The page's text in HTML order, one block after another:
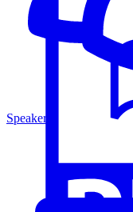
Speakers